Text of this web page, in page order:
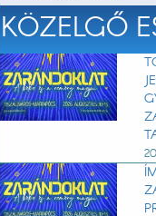
KÖZELGŐ